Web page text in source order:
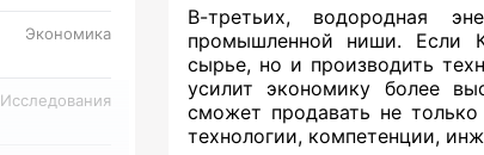
Экономика
Исследования
В-третьих, водородная
промышленной ниши. Если
сырье, но и производить
усилит экономику более
сможет продавать не
технологии, компетенции,